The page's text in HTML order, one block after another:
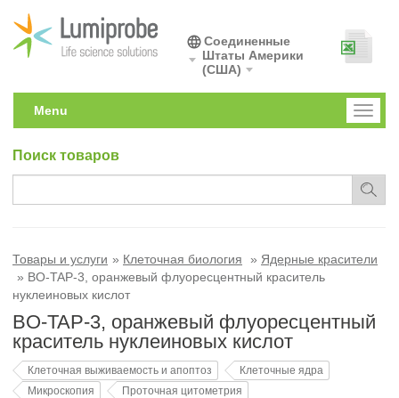
Соединенные
Штаты Америки
(США)
Toggle
Menu
Поиск товаров
Товары и услуги Клеточная биология
Ядерные красители
BO-TAP-3, оранжевый флуоресцентный краситель
нуклеиновых кислот
BO-TAP-3, оранжевый флуоресцентный
краситель нуклеиновых кислот
Клеточная выживаемость и апоптоз
Клеточные ядра
Микроскопия
Проточная цитометрия